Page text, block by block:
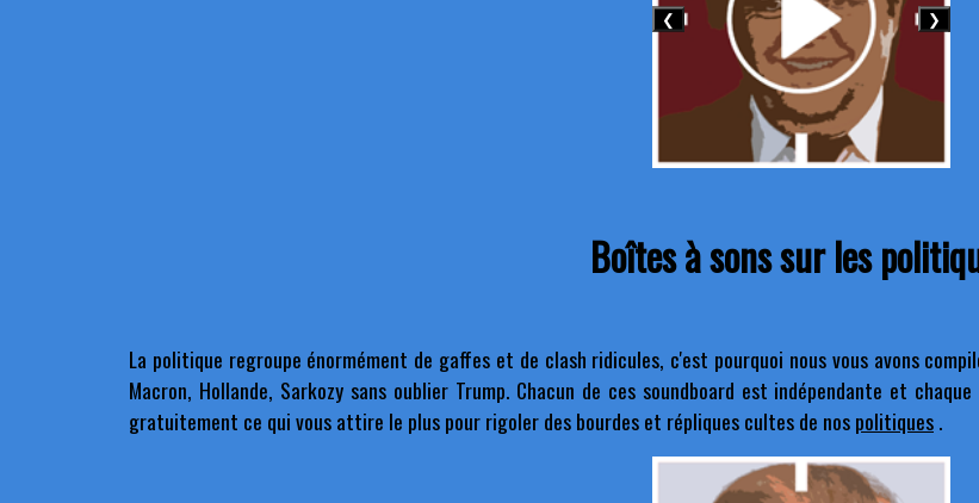
❮ ❯
Boîtes à sons sur les
La politique regroupe énormément de gaffes et de clash ridicules, c'est pourquoi nous vous avons
Macron, Hollande, Sarkozy sans oublier Trump. Chacun de ces soundboard est indépendante et
gratuitement ce qui vous attire le plus pour rigoler des bourdes et répliques cultes de nospolitiques.